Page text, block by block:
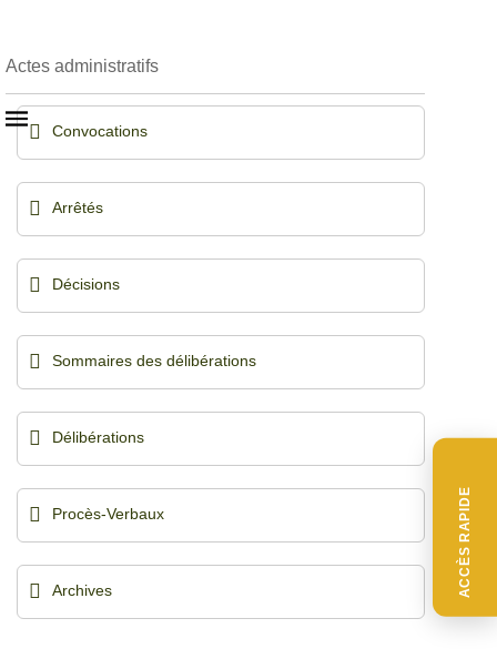
ACCÈS RAPIDE
Actes administratifs
Convocations
Arrêtés
Décisions
Sommaires des délibérations
Délibérations
Procès-Verbaux
Archives